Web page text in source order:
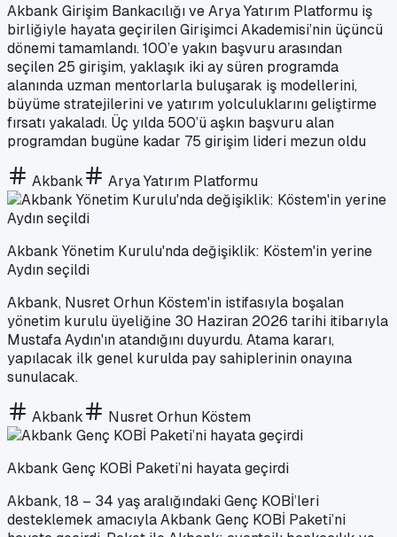
Akbank Girişim Bankacılığı ve Arya Yatırım Platformu iş
birliğiyle hayata geçirilen Girişimci Akademisi’nin üçüncü
dönemi tamamlandı. 100’e yakın başvuru arasından
seçilen 25 girişim, yaklaşık iki ay süren programda
alanında uzman mentorlarla buluşarak iş modellerini,
büyüme stratejilerini ve yatırım yolculuklarını geliştirme
fırsatı yakaladı. Üç yılda 500’ü aşkın başvuru alan
programdan bugüne kadar 75 girişim lideri mezun oldu
Akbank Arya Yatırım Platformu
Akbank Yönetim Kurulu'nda değişiklik: Köstem'in yerine
Aydın seçildi
Akbank, Nusret Orhun Köstem'in istifasıyla boşalan
yönetim kurulu üyeliğine 30 Haziran 2026 tarihi itibarıyla
Mustafa Aydın'ın atandığını duyurdu. Atama kararı,
yapılacak ilk genel kurulda pay sahiplerinin onayına
sunulacak.
Akbank Nusret Orhun Köstem
Akbank Genç KOBİ Paketi’ni hayata geçirdi
Akbank, 18 – 34 yaş aralığındaki Genç KOBİ’leri
desteklemek amacıyla Akbank Genç KOBİ Paketi’ni